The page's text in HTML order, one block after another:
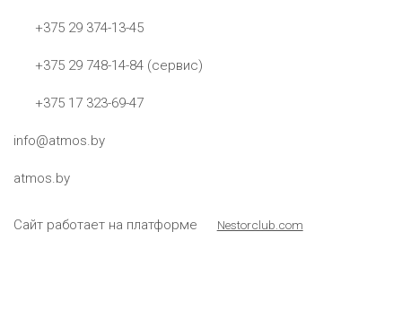
+375 29 374-13-45
+375 29 748-14-84 (сервис)
+375 17 323-69-47
info@atmos.by
atmos.by
Сайт работает на платформе Nestorclub.com